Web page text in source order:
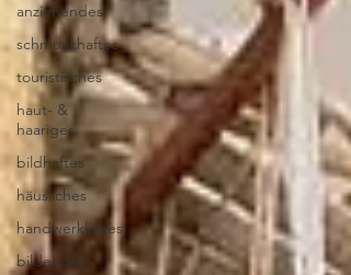
anziehendes
schmuckhaftes
touristisches
haut- &
haariges
bildhaftes
häusliches
handwerkliches
bildendes